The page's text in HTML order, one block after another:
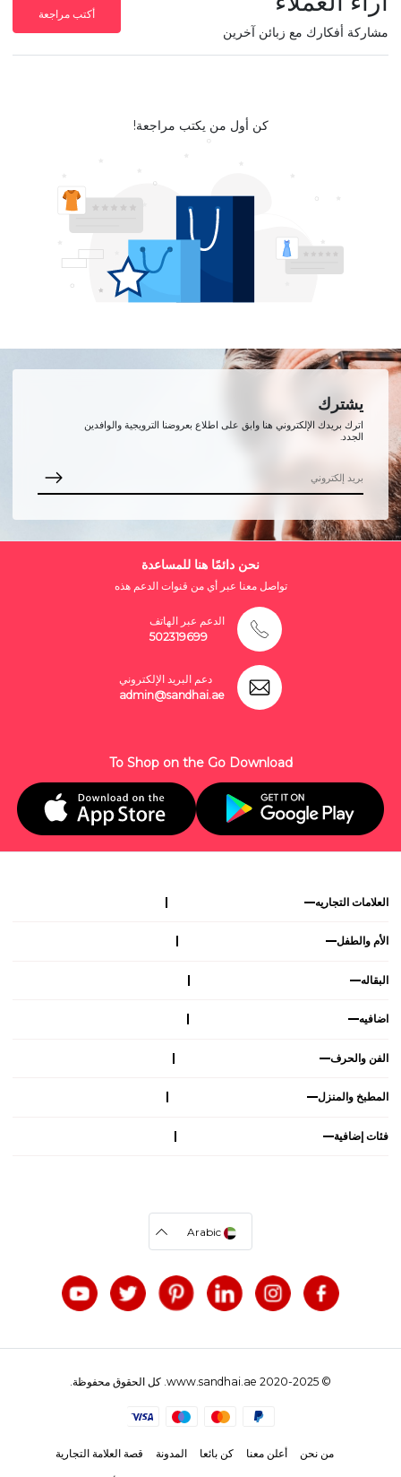
مشاركة أفكارك مع زبائن آخرين
أكتب مراجعة
كن أول من يكتب مراجعة!
يشترك
اترك بريدك الإلكتروني هنا وابق على اطلاع بعروضنا الترويجية والوافدين
الجدد.
نحن دائمًا هنا للمساعدة
تواصل معنا عبر أي من قنوات الدعم هذه
الدعم عبر الهاتف
502319699
دعم البريد الإلكتروني
admin@sandhai.ae
To Shop on the Go Download
العلامات التجاريه
الأم والطفل
البقاله
اضافيه
الفن والحرف
المطبخ والمنزل
فئات إضافية
Arabic
© 2020-2025 www.sandhai.ae. كل الحقوق محفوظة.
من نحن أعلن معنا كن بائعا المدونة قصة العلامة التجارية